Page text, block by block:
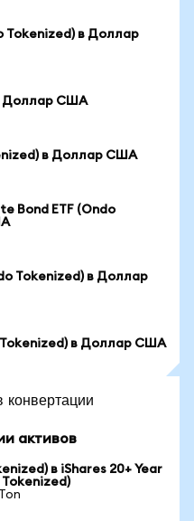
Tokenized) в Доллар
Доллар США
в Доллар США
Bond ETF (Ondo
Tokenized) в Доллар
Tokenized) в Доллар США
конвертации
активов
в iShares 20+ Year
Tokenized)